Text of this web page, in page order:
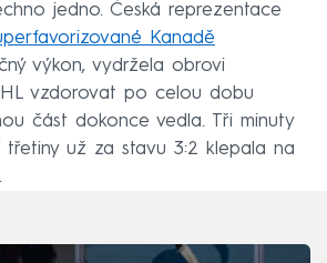
jedno. Česká reprezentace
Kanadě
výkon, vydržela obrovi
vzdorovat po celou dobu
část dokonce vedla. Tři minuty
už za stavu 3:2 klepala na